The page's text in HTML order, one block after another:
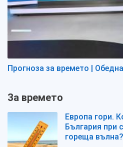
Прогноза за времето |
За времето
Европа гори.
България при
гореща вълна?